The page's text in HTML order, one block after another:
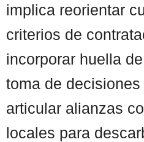
implica reorientar
criterios de
incorporar huella
toma de
articular alianzas
locales para